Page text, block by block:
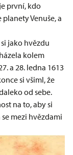
první, kdo
Venuše, a
jako hvězdu
kolem
a 28. ledna 1613
si všiml, že
od sebe.
na to, aby si
mezi hvězdami